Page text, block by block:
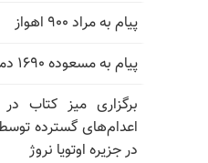
پیام به مراد ۹۰۰ اهواز
پیام به مسعوده ۱۶۹۰ دماوند
برگزاری میز کتاب
اعدام‌های گسترده
در جزیره اوتویا نروژ